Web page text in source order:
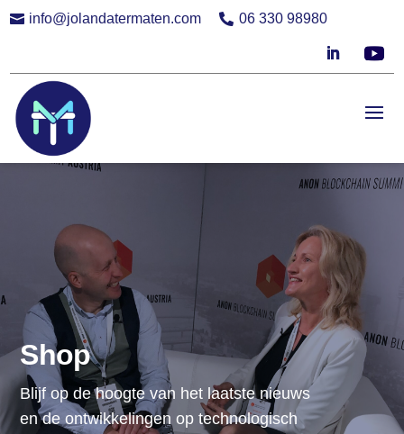
 info@jolandatermaten.com  06 330 98980
Shop
Blijf op de hoogte van het laatste nieuws
en de ontwikkelingen op technologisch